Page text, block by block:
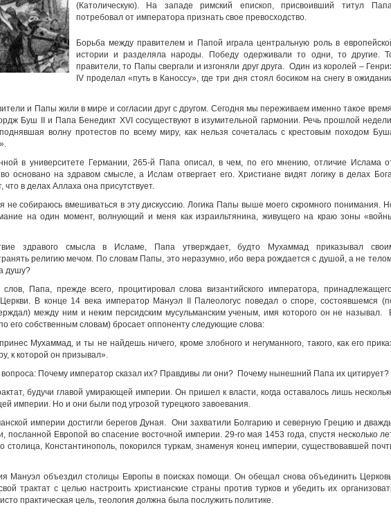
(Католическую). На западе римский епископ, присвоивший титул
потребовал от императора признать свое превосходство.
Борьба между правителем и Папой играла центральную роль в
истории и разделяла народы. Победу одерживали то одни, то другие.
правители, то Папы свергали и изгоняли друг друга. Один из королей –
IV проделал «путь в Каноссу», где три дня стоял босиком на снегу в
и Папы жили в мире и согласии друг с другом. Сегодня мы переживаем именно такое
Буш II и Папа Бенедикт XVI сосуществуют в изумительной гармонии. Речь прошлой
волну протестов по всему миру, как нельзя сочеталась с крестовым походом
в университете Германии, 265-й Папа описал, в чем, по его мнению, отличие Ислама
основано на здравом смысле, а Ислам отвергает его. Христиане видят логику в делах
в делах Аллаха она присутствует.
не собираюсь вмешиваться в эту дискуссию. Логика Папы выше моего скромного понимания.
на один момент, волнующий и меня как израильтянина, живущего на краю зоны
здравого смысла в Исламе, Папа утверждает, будто Мухаммад приказывал
религию мечом. По словам Папы, это неразумно, ибо вера рождается с душой, а не
душу?
Папа, прежде всего, процитировал слова византийского императора,
Церкви. В конце 14 века император Мануэл II Палеологус поведал о споре, состоявшемся
между ним и неким персидским мусульманским ученым, имя которого он не называл.
его собственным словам) бросает оппоненту следующие слова:
Мухаммад, и ты не найдешь ничего, кроме злобного и негуманного, такого, как его
к которой он призывал».
Почему император сказал их? Правдивы ли они? Почему нынешний Папа их цитирует?
будучи главой умирающей империи. Он пришел к власти, когда оставалось лишь
империи. Но и они были под угрозой турецкого завоевания.
империи достигли берегов Дуная. Они захватили Болгарию и северную Грецию и
посланной Европой во спасение восточной империи. 29-го мая 1453 года, спустя несколько
столица, Константинополь, покорился туркам, знаменуя конец империи, существовавшей
Мануэл объездил столицы Европы в поисках помощи. Он обещал снова объединить
трактат с целью настроить христианские страны против турков и убедить их
практическая цель, теология должна была послужить политике.